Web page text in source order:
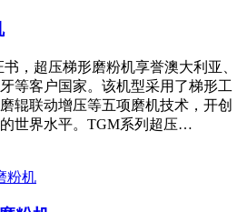
，超压梯形磨粉机享誉澳大利亚、
等客户国家。该机型采用了梯形工
辊联动增压等五项磨机技术，开创
世界水平。TGM系列超压…